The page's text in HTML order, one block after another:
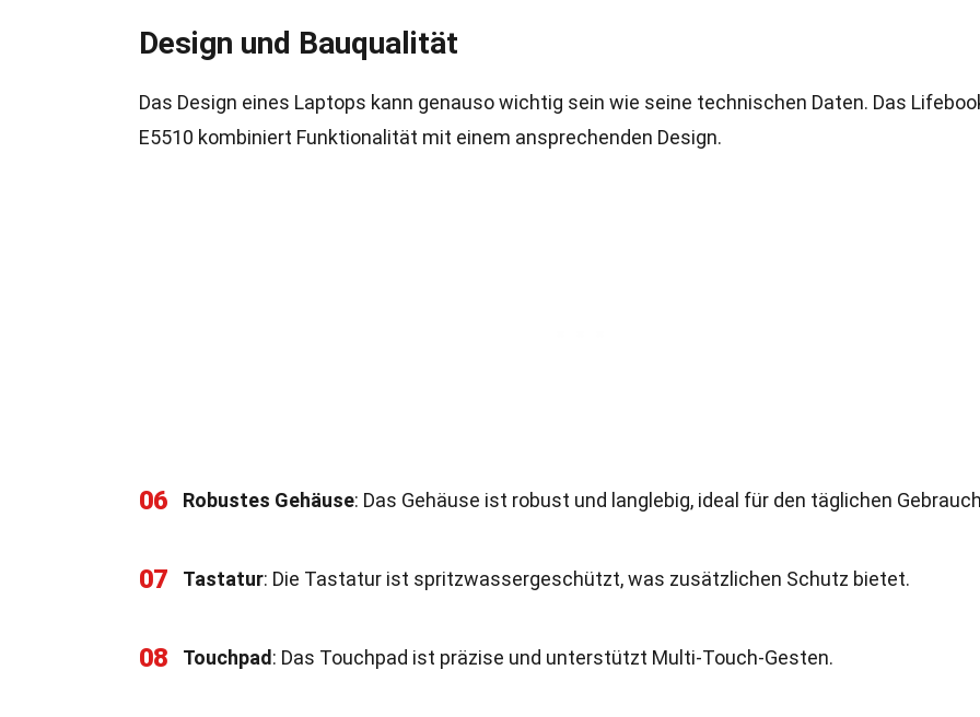
Design und Bauqualität
Das Design eines Laptops kann genauso wichtig sein wie seine technischen Daten. Das
E5510 kombiniert Funktionalität mit einem ansprechenden Design.
06 Robustes Gehäuse: Das Gehäuse ist robust und langlebig, ideal für den täglichen
07 Tastatur: Die Tastatur ist spritzwassergeschützt, was zusätzlichen Schutz bietet.
08 Touchpad : Das Touchpad ist präzise und unterstützt Multi-Touch-Gesten.